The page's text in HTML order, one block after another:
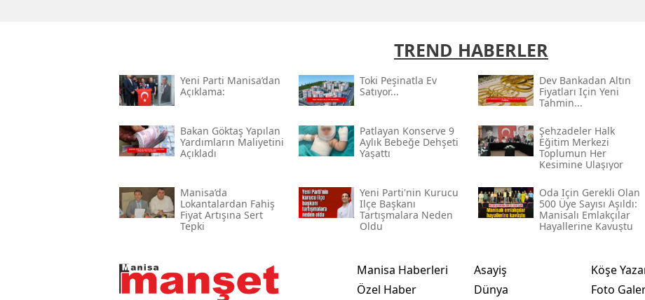
TREND HABERLER
Yeni̇ Parti Manisa’dan
Açıklama:
Toki̇ Peşinatla Ev
Satıyor...
Dev Bankadan Altın
Fiyatları Için Yeni
Tahmin...
Bakan Göktaş Yapılan
Yardımların Maliyetini
Açıkladı
Patlayan Konserve 9
Aylık Bebeğe Dehşeti
Yaşattı
Şehzadeler Halk
Eğitim Merkezi
Toplumun Her
Kesimine Ulaşıyor
Manisa’da
Lokantalardan Fahiş
Fiyat Artışına Sert
Tepki
Yeni Parti'nin Kurucu
Ilçe Başkanı
Tartışmalara Neden
Oldu
Oda Için Gerekli Olan
500 Üye Sayısı Aşıldı:
Manisalı Emlakçılar
Hayallerine Kavuştu
Manisa Haberleri
Özel Haber
Asayiş
Dünya
Köşe
Foto